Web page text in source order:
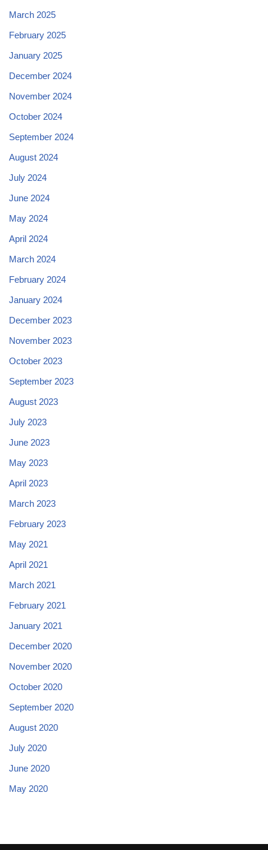
March 2025
February 2025
January 2025
December 2024
November 2024
October 2024
September 2024
August 2024
July 2024
June 2024
May 2024
April 2024
March 2024
February 2024
January 2024
December 2023
November 2023
October 2023
September 2023
August 2023
July 2023
June 2023
May 2023
April 2023
March 2023
February 2023
May 2021
April 2021
March 2021
February 2021
January 2021
December 2020
November 2020
October 2020
September 2020
August 2020
July 2020
June 2020
May 2020